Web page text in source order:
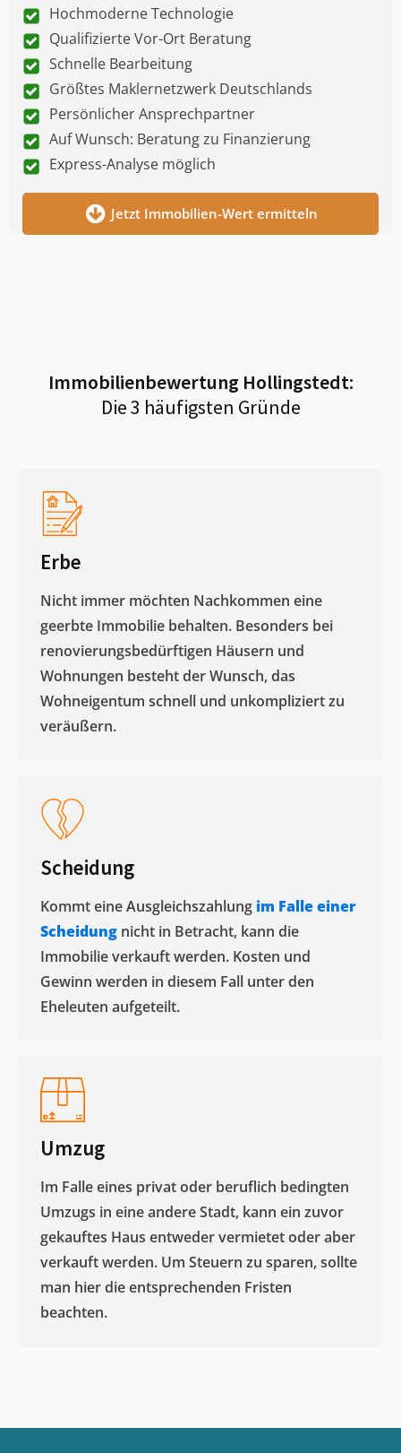
Hochmoderne Technologie
Qualifizierte Vor-Ort Beratung
Schnelle Bearbeitung
Größtes Maklernetzwerk Deutschlands
Persönlicher Ansprechpartner
Auf Wunsch: Beratung zu Finanzierung
Express-Analyse möglich
Jetzt Immobilien-Wert ermitteln
Immobilienbewertung Hollingstedt:
Die 3 häufigsten Gründe
Erbe
Nicht immer möchten Nachkommen eine
geerbte Immobilie behalten. Besonders bei
renovierungsbedürftigen Häusern und
Wohnungen besteht der Wunsch, das
Wohneigentum schnell und unkompliziert zu
veräußern. ​
Scheidung
Kommt eine Ausgleichszahlung im Falle einer
Scheidung nicht in Betracht, kann die
Immobilie verkauft werden. Kosten und
Gewinn werden in diesem Fall unter den
Eheleuten aufgeteilt.​
Umzug
Im Falle eines privat oder beruflich bedingten
Umzugs in eine andere Stadt, kann ein zuvor
gekauftes Haus entweder vermietet oder aber
verkauft werden. Um Steuern zu sparen, sollte
man hier die entsprechenden Fristen
beachten.